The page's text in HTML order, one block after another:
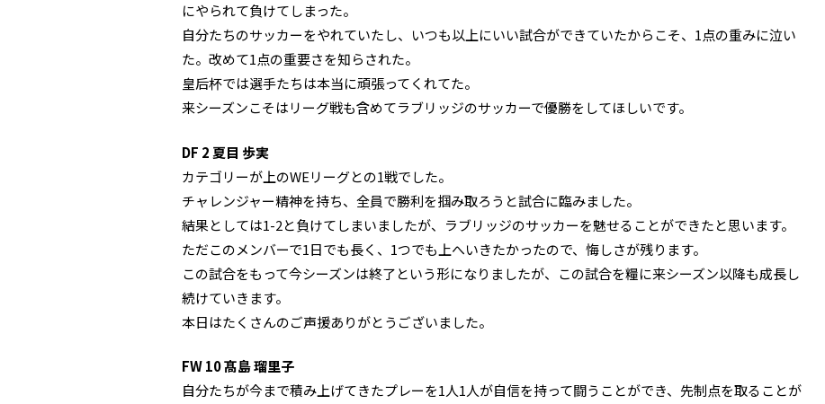
にやられて負けてしまった。
自分たちのサッカーをやれていたし、いつも以上にいい試合ができていたからこそ、1点の重みに泣い
た。改めて1点の重要さを知らされた。
皇后杯では選手たちは本当に頑張ってくれてた。
来シーズンこそはリーグ戦も含めてラブリッジのサッカーで優勝をしてほしいです。
DF 2 夏目 歩実
カテゴリーが上のWEリーグとの1戦でした。
チャレンジャー精神を持ち、全員で勝利を掴み取ろうと試合に臨みました。
結果としては1-2と負けてしまいましたが、ラブリッジのサッカーを魅せることができたと思います。
ただこのメンバーで1日でも長く、1つでも上へいきたかったので、悔しさが残ります。
この試合をもって今シーズンは終了という形になりましたが、この試合を糧に来シーズン以降も成長し
続けていきます。
本日はたくさんのご声援ありがとうございました。
FW 10 髙島 瑠里子
自分たちが今まで積み上げてきたプレーを1人1人が自信を持って闘うことができ、先制点を取ることが